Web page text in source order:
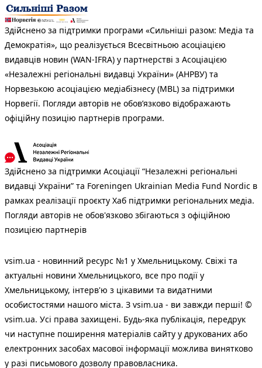
Здійснено за підтримки програми «Сильніші разом: Медіа та
Демократія», що реалізується Всесвітньою асоціацією
видавців новин (WAN-IFRA) у партнерстві з Асоціацією
«Незалежні регіональні видавці України» (АНРВУ) та
Норвезькою асоціацією медіабізнесу (MBL) за підтримки
Норвегії. Погляди авторів не обов’язково відображають
офіційну позицію партнерів програми.
Здійснено за підтримки Асоціації “Незалежні регіональні
видавці України” та Foreningen Ukrainian Media Fund Nordic в
рамках реалізації проєкту Хаб підтримки регіональних медіа.
Погляди авторів не обов'язково збігаються з офіційною
позицією партнерів
vsim.ua - новинний ресурс №1 у Хмельницькому. Свіжі та
актуальні новини Хмельницького, все про події у
Хмельницькому, інтерв'ю з цікавими та видатними
особистостями нашого міста. З vsim.ua - ви завжди перші! ©
vsim.ua. Усі права захищені. Будь-яка публiкацiя, передрук
чи наступне поширення матеріалів сайту у друкованих або
електронних засобах масової інформації можлива винятково
у разі письмового дозволу правовласника.